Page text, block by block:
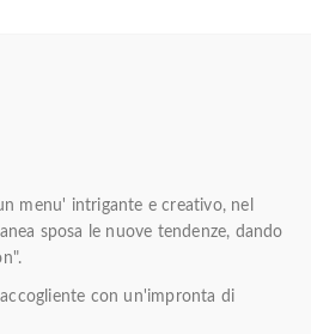
menu' intrigante e creativo, nel
sposa le nuove tendenze, dando
con un'impronta di